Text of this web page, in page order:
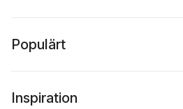
Populärt
Inspiration